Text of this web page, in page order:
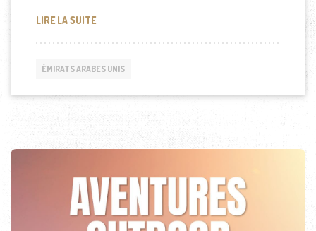
LIRE LA SUITEENVIRONNEMENT: ENTENTE ENTRE LE MAROC ET
ÉMIRATS ARABES UNIS